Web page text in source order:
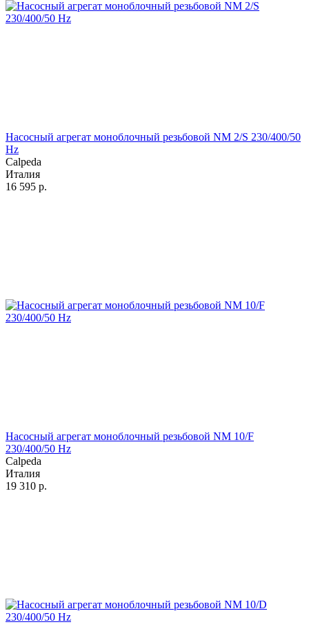
Насосный агрегат моноблочный резьбовой NM 2/S 230/400/50
Hz
Calpeda
Италия
16 595 р.
Насосный агрегат моноблочный резьбовой NM 10/F
230/400/50 Hz
Calpeda
Италия
19 310 р.